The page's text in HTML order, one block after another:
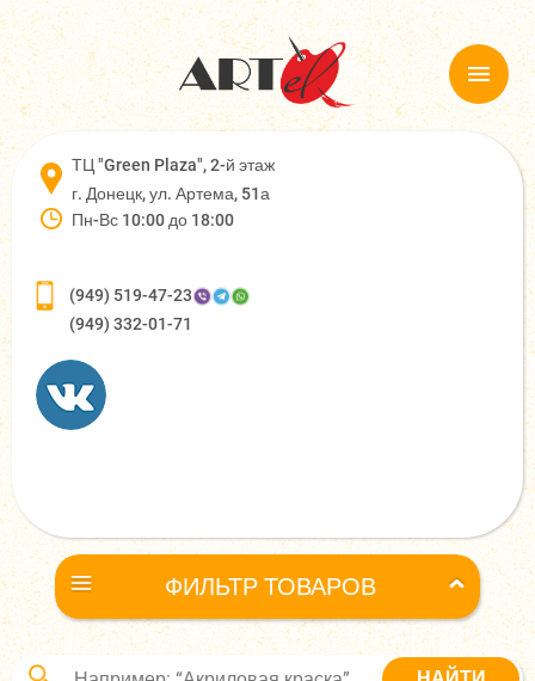
ТЦ "Green Plaza", 2-й этаж
г. Донецк, ул. Артема, 51а
Пн-Вс 10:00 до 18:00
(949) 519-47-23
(949) 332-01-71
ФИЛЬТР ТОВАРОВ